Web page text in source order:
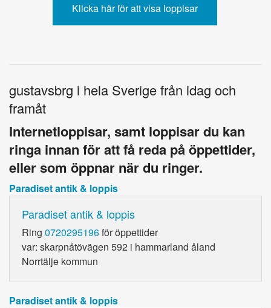
gustavsbrg i hela Sverige från idag och
framåt
Internetloppisar, samt loppisar du kan
ringa innan för att få reda på öppettider,
eller som öppnar när du ringer.
Paradiset antik & loppis
Paradiset antik & loppis
Ring 0720295196för öppettider
var: skarpnåtövägen 592 i hammarland åland
Norrtälje kommun
Paradiset antik & loppis